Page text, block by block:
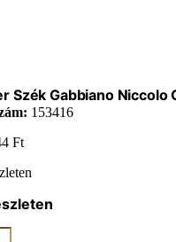
Szék Gabbiano Niccolo
153416
Ft